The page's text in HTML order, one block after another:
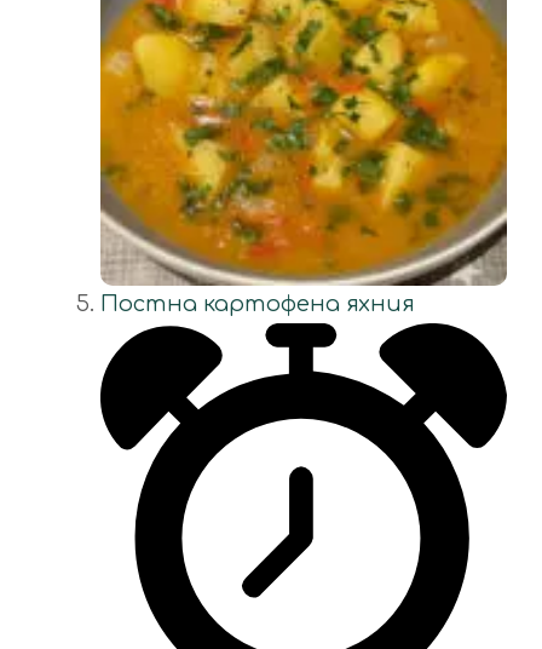
Постна картофена яхния